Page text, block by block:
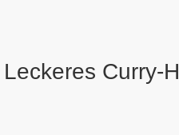
Leckeres Curry-